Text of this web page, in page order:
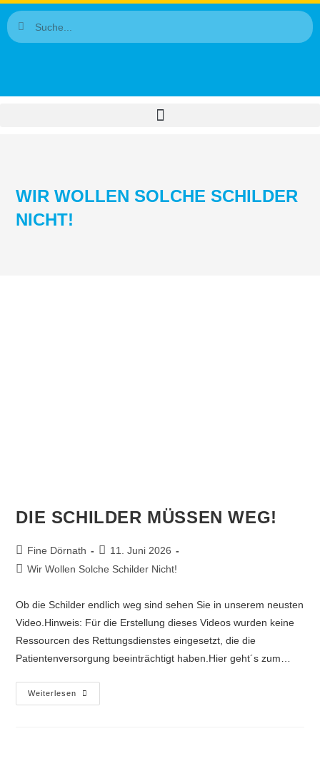
WIR WOLLEN SOLCHE SCHILDER
NICHT!
DIE SCHILDER MÜSSEN WEG!
Fine Dörnath
11. Juni 2026
Wir Wollen Solche Schilder Nicht!
Ob die Schilder endlich weg sind sehen Sie in unserem neusten
Video.Hinweis: Für die Erstellung dieses Videos wurden keine
Ressourcen des Rettungsdienstes eingesetzt, die die
Patientenversorgung beeinträchtigt haben.Hier geht´s zum…
Weiterlesen